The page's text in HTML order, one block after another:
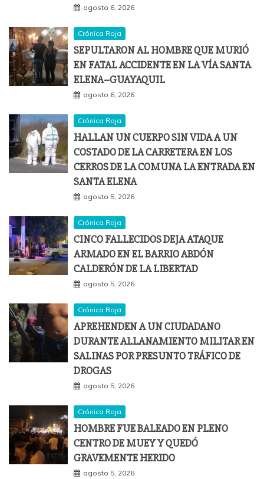
agosto 6, 2026
Crónica Roja
SEPULTARON AL HOMBRE QUE MURIÓ
EN FATAL ACCIDENTE EN LA VÍA SANTA
ELENA–GUAYAQUIL
agosto 6, 2026
Crónica Roja
HALLAN UN CUERPO SIN VIDA A UN
COSTADO DE LA CARRETERA EN LOS
CERROS DE LA COMUNA LA ENTRADA EN
SANTA ELENA
agosto 5, 2026
Crónica Roja
CINCO FALLECIDOS DEJA ATAQUE
ARMADO EN EL BARRIO ABDÓN
CALDERÓN DE LA LIBERTAD
agosto 5, 2026
Crónica Roja
APREHENDEN A UN CIUDADANO
DURANTE ALLANAMIENTO MILITAR EN
SALINAS POR PRESUNTO TRÁFICO DE
DROGAS
agosto 5, 2026
Crónica Roja
HOMBRE FUE BALEADO EN PLENO
CENTRO DE MUEY Y QUEDÓ
GRAVEMENTE HERIDO
agosto 5, 2026